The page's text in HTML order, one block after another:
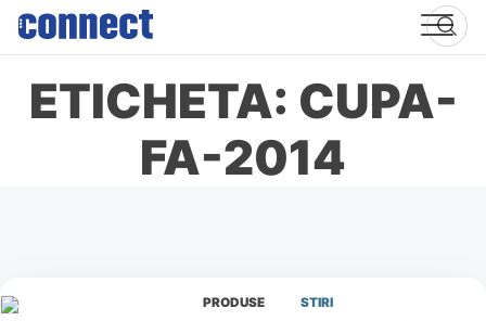
Skip
content
ETICHETA: CUPA-
FA-2014
PRODUSE STIRI